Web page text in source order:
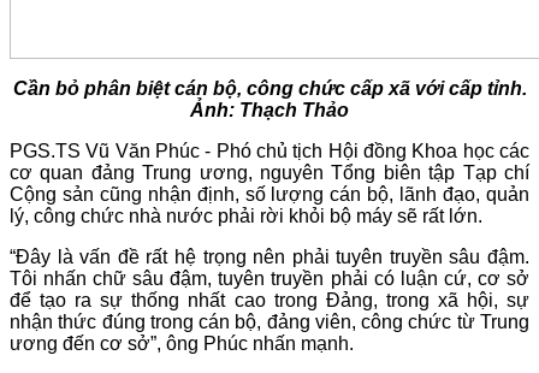
Cần bỏ phân biệt cán bộ, công chức cấp xã với cấp tỉnh.
Ảnh: Thạch Thảo
PGS.TS Vũ Văn Phúc - Phó chủ tịch Hội đồng Khoa học các
cơ quan đảng Trung ương, nguyên Tổng biên tập Tạp chí
Cộng sản cũng nhận định, số lượng cán bộ, lãnh đạo, quản
lý, công chức nhà nước phải rời khỏi bộ máy sẽ rất lớn.
“Đây là vấn đề rất hệ trọng nên phải tuyên truyền sâu đậm.
Tôi nhấn chữ sâu đậm, tuyên truyền phải có luận cứ, cơ sở
để tạo ra sự thống nhất cao trong Đảng, trong xã hội, sự
nhận thức đúng trong cán bộ, đảng viên, công chức từ Trung
ương đến cơ sở”, ông Phúc nhấn mạnh.